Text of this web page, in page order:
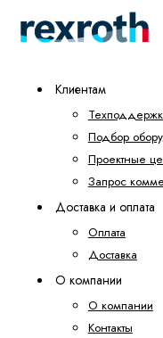
Клиентам
Подбор
Проектные
Запрос
Доставка и оплата
Оплата
Доставка
О компании
О компании
Контакты